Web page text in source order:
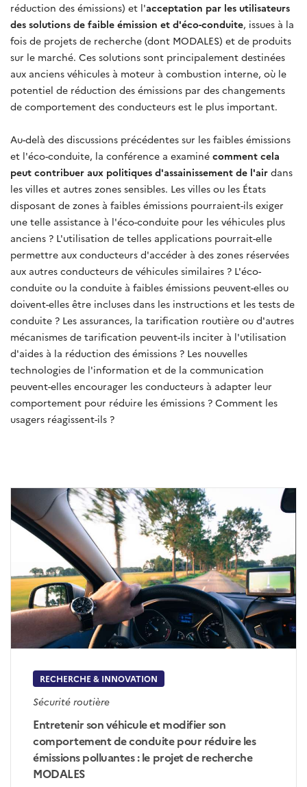
réduction des émissions) et l'acceptation par les utilisateurs
des solutions de faible émission et d'éco-conduite, issues à la
fois de projets de recherche (dont MODALES) et de produits
sur le marché. Ces solutions sont principalement destinées
aux anciens véhicules à moteur à combustion interne, où le
potentiel de réduction des émissions par des changements
de comportement des conducteurs est le plus important.
Au-delà des discussions précédentes sur les faibles émissions
et l'éco-conduite, la conférence a examiné comment cela
peut contribuer aux politiques d'assainissement de l'air dans
les villes et autres zones sensibles. Les villes ou les États
disposant de zones à faibles émissions pourraient-ils exiger
une telle assistance à l'éco-conduite pour les véhicules plus
anciens ? L'utilisation de telles applications pourrait-elle
permettre aux conducteurs d'accéder à des zones réservées
aux autres conducteurs de véhicules similaires ? L'éco-
conduite ou la conduite à faibles émissions peuvent-elles ou
doivent-elles être incluses dans les instructions et les tests de
conduite ? Les assurances, la tarification routière ou d'autres
mécanismes de tarification peuvent-ils inciter à l'utilisation
d'aides à la réduction des émissions ? Les nouvelles
technologies de l'information et de la communication
peuvent-elles encourager les conducteurs à adapter leur
comportement pour réduire les émissions ? Comment les
usagers réagissent-ils ?
RECHERCHE & INNOVATION
Sécurité routière
Entretenir son véhicule et modifier son
comportement de conduite pour réduire les
émissions polluantes : le projet de recherche
MODALES